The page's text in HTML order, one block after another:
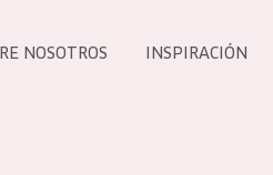
NOSOTROS INSPIRACIÓN